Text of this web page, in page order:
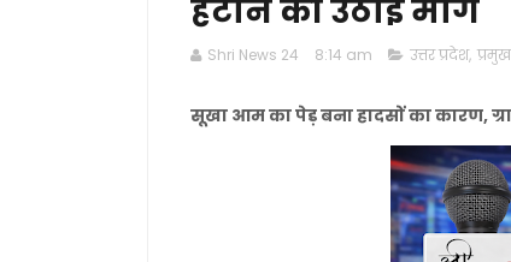
हटाने की उठाई मांग
Shri News 24 8:14 am उत्तर प्रदेश,
सूखा आम का पेड़ बना हादसों का कारण,